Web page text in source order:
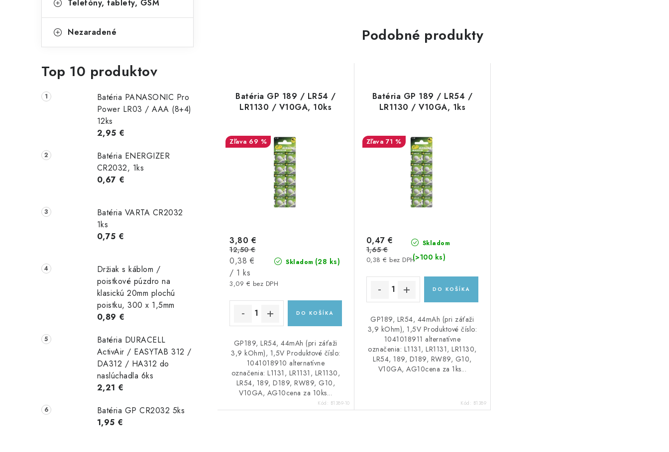
Telefóny, tablety, GSM
Nezaradené
Top 10 produktov
Batéria PANASONIC Pro
Power LR03 / AAA (8+4)
12ks
2,95 €
Batéria ENERGIZER
CR2032, 1ks
0,67 €
Batéria VARTA CR2032
1ks
0,75 €
Držiak s káblom /
poistkové púzdro na
klasickú 20mm plochú
poistku, 300 x 1,5mm
0,89 €
Batéria DURACELL
ActivAir / EASYTAB 312 /
DA312 / HA312 do
naslúchadla 6ks
2,21 €
Batéria GP CR2032 5ks
1,95 €
Podobné produkty
Batéria GP 189 / LR54 /
LR1130 / V10GA, 10ks
69 %
Skladom (28 ks)
3,09 € bez DPH
3,80 €
12,50 €
Jednotková
cena:
0,38 €
/ 1 ks
DO KOŠÍKA
GP189, LR54, 44mAh (pri záťaži
3,9 kOhm), 1,5V Produktové číslo:
1041018910 alternatívne
označenia: L1131, LR1131, LR1130,
LR54, 189, D189, RW89, G10,
V10GA, AG10cena za 10ks...
Kód: B1389-10
Batéria GP 189 / LR54 /
LR1130 / V10GA, 1ks
71 %
Skladom
(>100 ks)
0,38 € bez DPH
0,47 €
1,65 €
DO KOŠÍKA
GP189, LR54, 44mAh (pri záťaži
3,9 kOhm), 1,5V Produktové číslo:
1041018911 alternatívne
označenia: L1131, LR1131, LR1130,
LR54, 189, D189, RW89, G10,
V10GA, AG10cena za 1ks...
Kód: B1389